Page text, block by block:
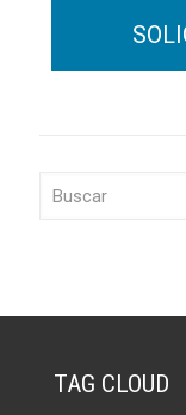
TAG CLOUD